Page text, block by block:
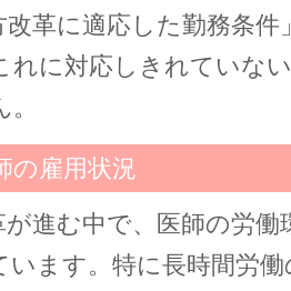
革に適応した勤務条件
れに対応しきれていな
の雇用状況
進む中で、医師の労働
います。特に長時間労